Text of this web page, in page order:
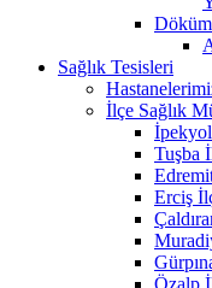
Sağlık Tesisleri
İlçe Sağlık
Tuşba
Erciş
Özalp